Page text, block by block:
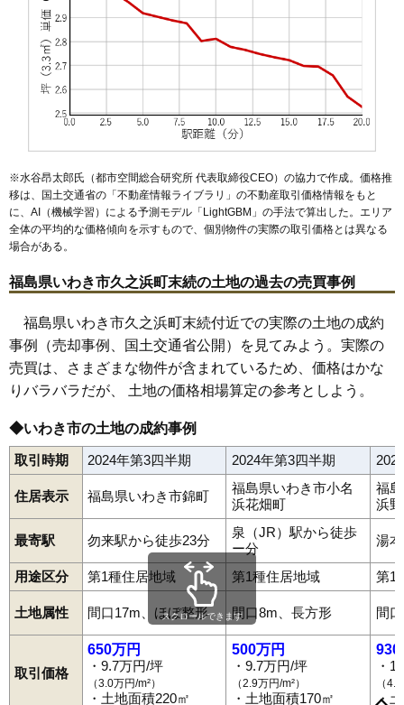
57 江畑町 14万円 732万円
58
59
中岡町 14万円 1,411万円 6.5%
62 常磐白鳥町 14万円 1,071万円 4.9%
63 鹿島町船戸 14万円 937万円 3.6%
64 内郷綴町 14万円 1,057万円 -1.5%
65 錦町中央 14万円 1,397万円 2.9%
67 平塩 13万円 783万円
69 石塚町 13万円 1,112万円
70 平幕ノ内 13万円 878万円 3.7%
71 東田町 13万円 1,206万円
74 佐糠町 12万円 1,078万円 3.4%
75 小名浜港ケ丘 12万円 966万円 -1.0%
76 鹿島町御代 12万円 847万円 0.5%
77 平下神谷 12万円 -1.1%
78 錦町 12万円 1,128万円 0.5%
12万円
12万円
平沼ノ内諏訪原 891万円 2.3%
82 四倉町上仁井田 1,243万円 -3.5%
※水谷昂太郎氏（都市空間総合研究所 代表取締役CEO）の協力で作成。価格推
移は、国土交通省の「不動産情報ライブラリ 」の不動産取引価格情報をもと
に、AI（機械学習）による予測モデル「LightGBM」の手法で算出した。エリア
全体の平均的な価格傾向を示すもので、個別物件の実際の取引価格とは異なる
場合がある。
福島県いわき市久之浜町末続の土地の過去の売買事例
福島県いわき市久之浜町末続付近での実際の土地の成約
事例（売却事例、国土交通省公開）を見てみよう。実際の
売買は、さまざまな物件が含まれているため、価格はかな
りバラバラだが、 土地の価格相場算定の参考としよう。
◆いわき市の土地の成約事例
取引時期 2024年第3四半期 2024年第3四半期
住居表示 福島県いわき市錦町
福島県いわき市小名
浜花畑町
福
浜
最寄駅 勿来駅から徒歩23分
泉（JR）駅から徒歩
ー分
湯
用途区分 第1種住居地域 第1種住居地域 第1
土地属性 間口17m、ほぼ整形 間口8m、長方形 間
取引価格
650万円
・9.7万円/坪
（3.0万円/m²）
・土地面積220㎡
500万円
・9.7万円/坪
（2.9万円/m²）
・土地面積170㎡
930
・
（
・
スクロールできます
東田町 石塚町石森泉ケ丘泉玉露 泉町泉町黒須野
泉町滝尻泉町玉露泉町本谷泉もえぎ台岩間町植田町後田町
内郷内町
内郷小島町内郷高野町 内郷白水町内郷高坂町
内郷綴町
内郷御台境町内郷御厩町 内郷宮町
大久町大久大久町小久小川町上平小川町上小川小川町塩田
小川町柴原小川町下小川小川町高萩小川町西小川小島町
小名浜小名浜相子島小名浜愛宕上小名浜愛宕町小名浜大原
小名浜岡小名小名浜金成 小名浜上神白小名浜君ケ塚町
小名浜島
小名浜下神白小名浜住吉 小名浜諏訪町
小名浜玉川町小名浜寺廻町小名浜中町境小名浜西君ケ塚町
小名浜西町小名浜野田 小名浜花畑町小名浜港ケ丘
小名浜南君ケ塚町小名浜南富岡 小名浜林城小浜町
鹿島町上蔵持鹿島町久保
鹿島町下蔵持
鹿島町下矢田鹿島町走熊鹿島町船戸 鹿島町御代金山町